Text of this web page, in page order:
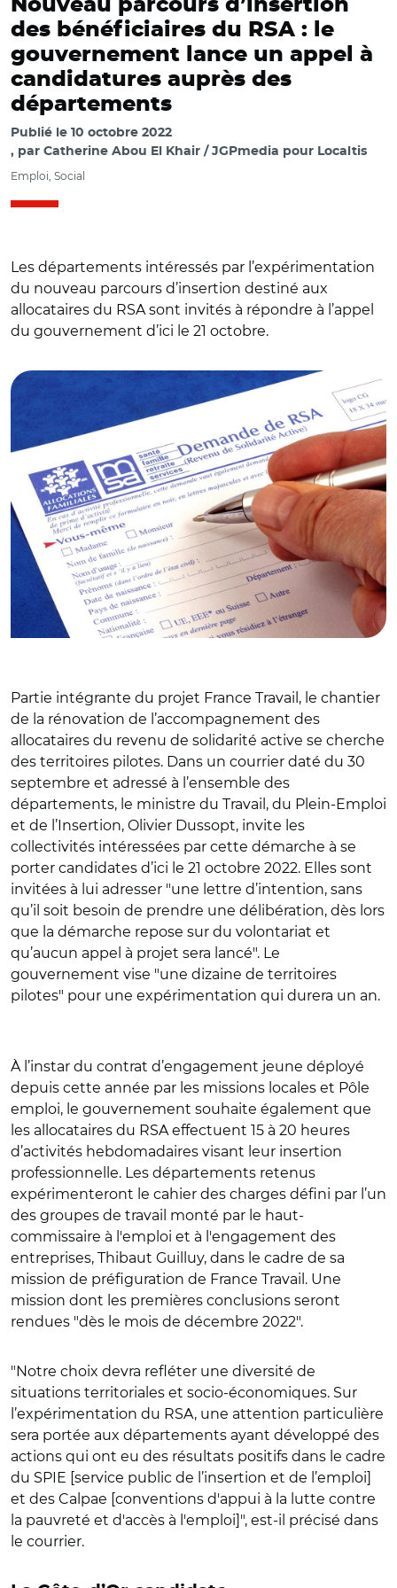
Nouveau parcours d’insertion
des bénéficiaires du RSA : le
gouvernement lance un appel à
candidatures auprès des
départements
Publié le 10 octobre 2022
par Catherine Abou El Khair / JGPmedia pour Localtis
Emploi, Social
Les départements intéressés par l’expérimentation
du nouveau parcours d’insertion destiné aux
allocataires du RSA sont invités à répondre à l’appel
du gouvernement d’ici le 21 octobre.
Partie intégrante du projet France Travail, le chantier
de la rénovation de l’accompagnement des
allocataires du revenu de solidarité active se cherche
des territoires pilotes. Dans un courrier daté du 30
septembre et adressé à l’ensemble des
départements, le ministre du Travail, du Plein-Emploi
et de l’Insertion, Olivier Dussopt, invite les
collectivités intéressées par cette démarche à se
porter candidates d’ici le 21 octobre 2022. Elles sont
invitées à lui adresser "une lettre d’intention, sans
qu’il soit besoin de prendre une délibération, dès lors
que la démarche repose sur du volontariat et
qu’aucun appel à projet sera lancé". Le
gouvernement vise "une dizaine de territoires
pilotes" pour une expérimentation qui durera un an.
À l’instar du contrat d’engagement jeune déployé
depuis cette année par les missions locales et Pôle
emploi, le gouvernement souhaite également que
les allocataires du RSA effectuent 15 à 20 heures
d’activités hebdomadaires visant leur insertion
professionnelle. Les départements retenus
expérimenteront le cahier des charges défini par l’un
des groupes de travail monté par le haut-
commissaire à l'emploi et à l'engagement des
entreprises, Thibaut Guilluy, dans le cadre de sa
mission de préfiguration de France Travail. Une
mission dont les premières conclusions seront
rendues "dès le mois de décembre 2022".
"Notre choix devra refléter une diversité de
situations territoriales et socio-économiques. Sur
l’expérimentation du RSA, une attention particulière
sera portée aux départements ayant développé des
actions qui ont eu des résultats positifs dans le cadre
du SPIE [service public de l’insertion et de l’emploi]
et des Calpae [conventions d'appui à la lutte contre
la pauvreté et d'accès à l'emploi]", est-il précisé dans
le courrier.